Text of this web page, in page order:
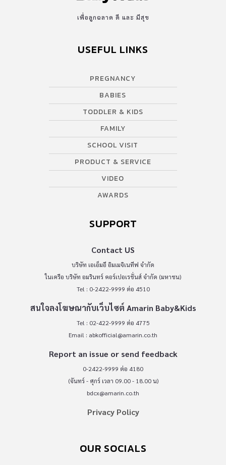
เพื่อลูกฉลาด ดี และ มีสุข
USEFUL LINKS
PREGNANCY
BABIES
TODDLER & KIDS
FAMILY
SCHOOL VISIT
PRODUCT & SERVICE
VIDEO
AWARDS
SUPPORT
Contact US
บริษัท เอเอ็มอี อิมเมจิเนทีฟ จำกัด
ในเครือ บริษัท อมรินทร์ คอร์เปอเรชั่นส์ จำกัด (มหาชน)
Tel : 0-2422-9999 ต่อ 4510
สนใจลงโฆษณากับเว็บไซต์ Amarin Baby&Kids
Tel : 02-422-9999 ต่อ 4775
Email : abkofficial@amarin.co.th
Report an issue or send feedback
0-2422-9999 ต่อ 4180
(จันทร์ - ศุกร์ เวลา 09.00 - 18.00 น)
bdcx@amarin.co.th
Privacy Policy
OUR SOCIALS